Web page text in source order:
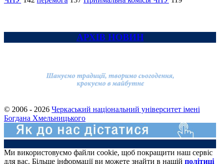
АРХІВ НОВИН
© 2006 - 2026 Черкаський національний університет імені
Богдана Хмельницького
Ми використовуємо файли cookie, щоб покращити наш сервіс
для вас. Більше інформації ви можете знайти в нашій політиці